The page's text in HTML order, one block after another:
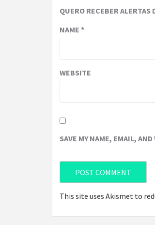
QUERO RECEBER ALERTAS
NAME *
WEBSITE
SAVE MY NAME, EMAIL,
This site uses Akismet to